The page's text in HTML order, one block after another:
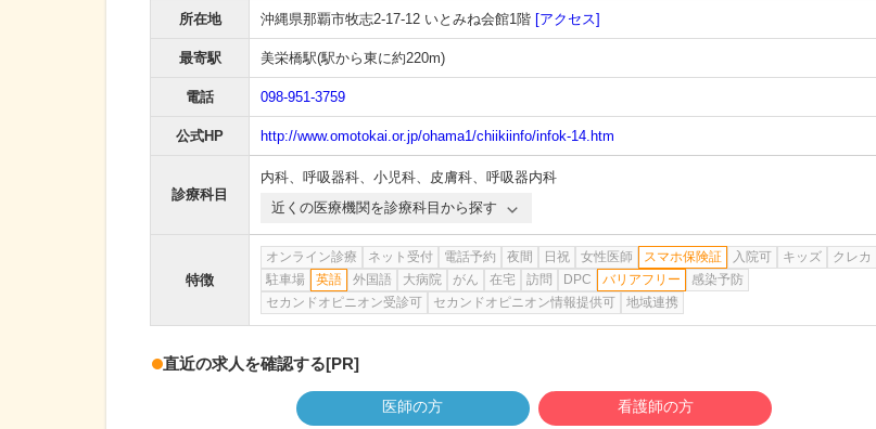
所在地 沖縄県那覇市牧志2-17-12 いとみね会館1階 [アクセス]
最寄駅 美栄橋駅(駅から東に約220m)
電話 098-951-3759
公式HP http://www.omotokai.or.jp/ohama1/chiikiinfo/infok-14.htm
診療科目
内科、 呼吸器科、 小児科、 皮膚科、 呼吸器内科
近くの医療機関を診療科目から探す
特徴
オンライン診療 ネット受付 電話予約 夜間 日祝 女性医師 スマホ保険証 入院可 キッズ
クレカ
駐車場
英語 外国語 大病院 がん 在宅 訪問 DPC バリアフリー
感染予防
セカンドオピニオン受診可
セカンドオピニオン情報提供可 地域連携
直近の求人を確認する[PR]
医師の方 看護師の方